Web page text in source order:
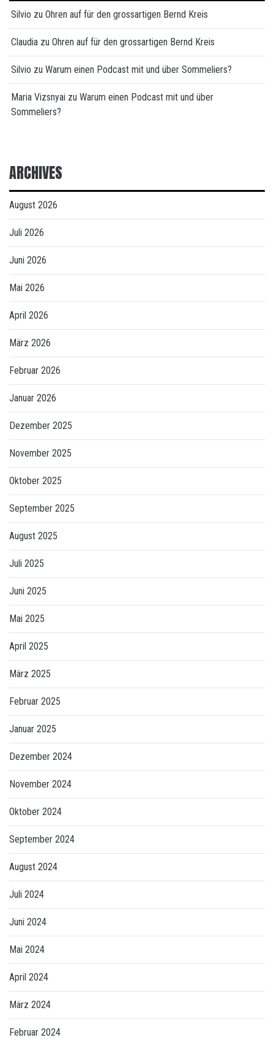
Silvio zu Ohren auf für den grossartigen Bernd Kreis
Claudia zu Ohren auf für den grossartigen Bernd Kreis
Silvio zu Warum einen Podcast mit und über Sommeliers?
Maria Vizsnyai zu Warum einen Podcast mit und über
Sommeliers?
ARCHIVES
August 2026
Juli 2026
Juni 2026
Mai 2026
April 2026
März 2026
Februar 2026
Januar 2026
Dezember 2025
November 2025
Oktober 2025
September 2025
August 2025
Juli 2025
Juni 2025
Mai 2025
April 2025
März 2025
Februar 2025
Januar 2025
Dezember 2024
November 2024
Oktober 2024
September 2024
August 2024
Juli 2024
Juni 2024
Mai 2024
April 2024
März 2024
Februar 2024